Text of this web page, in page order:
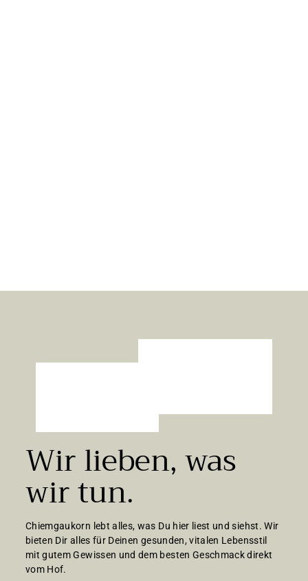
€
Wir lieben, was
wir tun.
Chiemgaukorn lebt alles, was Du hier liest und siehst. Wir
bieten Dir alles für Deinen gesunden, vitalen Lebensstil
mit gutem Gewissen und dem besten Geschmack direkt
vom Hof.